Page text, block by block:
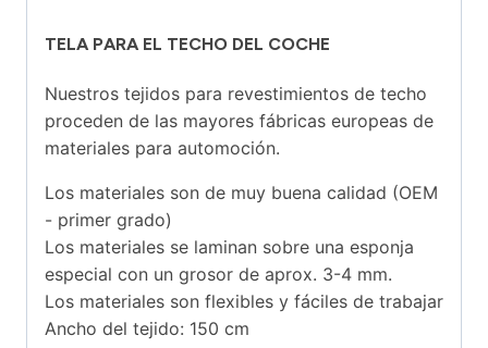
TELA PARA EL TECHO DEL COCHE
Nuestros tejidos para revestimientos de techo
proceden de las mayores fábricas europeas de
materiales para automoción.
Los materiales son de muy buena calidad (OEM
- primer grado)
Los materiales se laminan sobre una esponja
especial con un grosor de aprox. 3-4 mm.
Los materiales son flexibles y fáciles de trabajar
Ancho del tejido: 150 cm